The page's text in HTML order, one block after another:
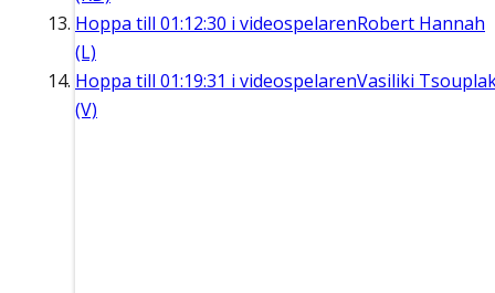
Hoppa till 01:12:30 i videospelarenRobert Hannah
(L)
Hoppa till 01:19:31 i videospelarenVasiliki
(V)